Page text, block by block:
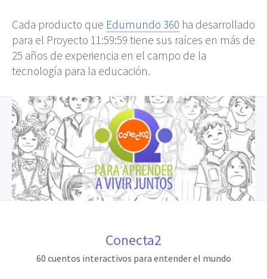
Cada producto que Edumundo 360 ha desarrollado
para el Proyecto 11:59:59 tiene sus raíces en más de
25 años de experiencia en el campo de la
tecnología para la educación.
Conecta2
60 cuentos interactivos para entender el mundo